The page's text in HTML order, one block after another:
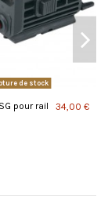
de stock
pour rail
34,00 €